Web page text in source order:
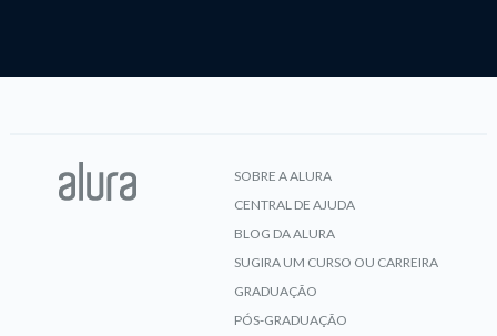
SOBRE A ALURA
CENTRAL DE AJUDA
BLOG DA ALURA
SUGIRA UM CURSO OU CARREIRA
GRADUAÇÃO
PÓS-GRADUAÇÃO